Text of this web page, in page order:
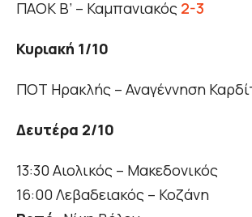
ΠΑΟΚ Β’ – Καμπανιακός 2-3
Κυριακή 1/10
ΠΟΤ Ηρακλής – Αναγέννηση
Δευτέρα 2/10
13:30 Αιολικός – Μακεδονικός
16:00 Λεβαδειακός – Κοζάνη